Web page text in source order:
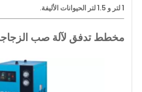
1 لتر و 1.5 لتر الحيوانات الأليفة
.
مخطط تدفق لآلة صب